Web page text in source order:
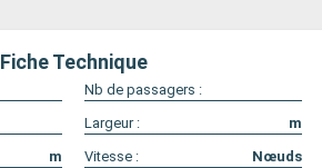
Fiche Technique
Nb de passagers :
Largeur :
m
m Vitesse : Nœuds